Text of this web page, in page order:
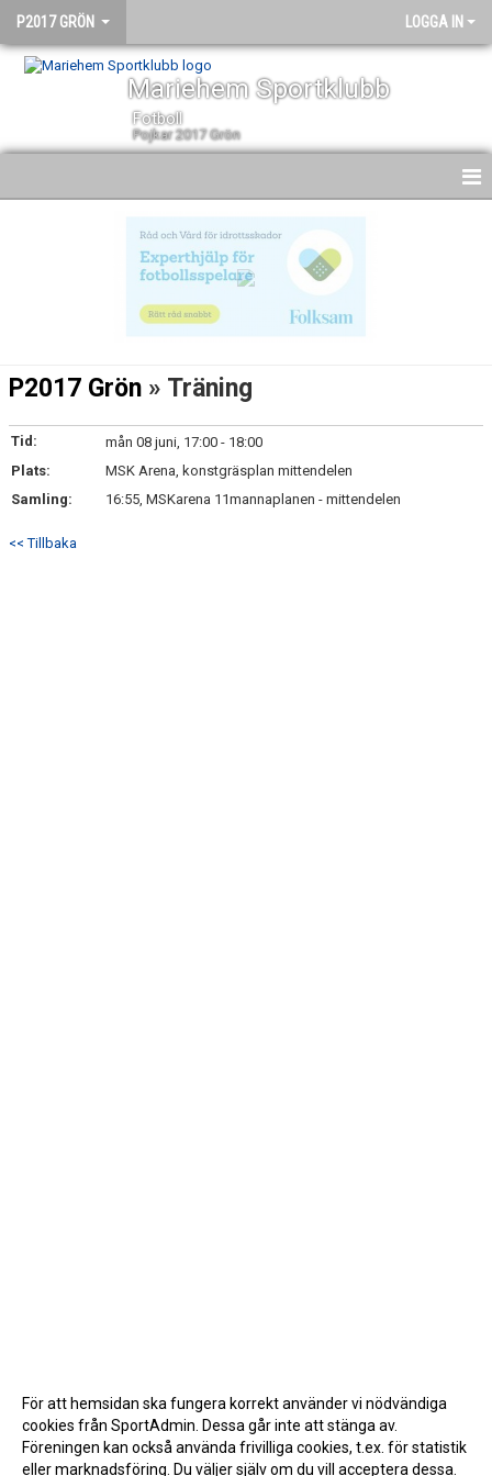
P2017 GRÖN LOGGA IN
Mariehem Sportklubb
Fotboll
Pojkar 2017 Grön
DOKUMENT
KONTAKT
P2017 Grön » Träning
Tid:
mån 08 juni, 17:00 - 18:00
Plats:
MSK Arena, konstgräsplan mittendelen
Samling:
16:55, MSKarena 11mannaplanen - mittendelen
<< Tillbaka
För att hemsidan ska fungera korrekt använder vi nödvändiga
cookies från SportAdmin. Dessa går inte att stänga av.
Föreningen kan också använda frivilliga cookies, t.ex. för statistik
eller marknadsföring. Du väljer själv om du vill acceptera dessa.